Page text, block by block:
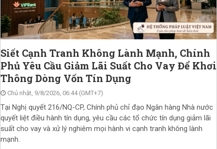
Siết Cạnh Tranh Không Lành Mạnh, Chính
Phủ Yêu Cầu Giảm Lãi Suất Cho Vay Để Khơi
Thông Dòng Vốn Tín Dụng
Chủ nhật, 9/8/2026, 06:44 (GMT+7)
Tại Nghị quyết 216/NQ-CP, Chính phủ chỉ đạo Ngân hàng Nhà nước
quyết liệt điều hành tín dụng, yêu cầu các tổ chức tín dụng giảm lãi
suất cho vay và xử lý nghiêm mọi hành vi cạnh tranh không lành
mạnh.